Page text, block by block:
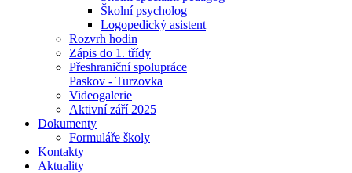
Školní psycholog
Logopedický asistent
Rozvrh hodin
Zápis do 1. třídy
Přeshraniční spolupráce
Paskov - Turzovka
Videogalerie
Aktivní září 2025
Dokumenty
Formuláře školy
Kontakty
Aktuality